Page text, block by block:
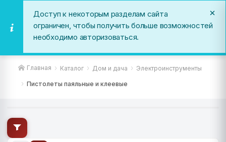
Главная Каталог Дом и дача Электроинструменты
Пистолеты паяльные и клеевые
Доступ к некоторым разделам сайта
ограничен, чтобы получить больше возможностей
необходимо авторизоваться.